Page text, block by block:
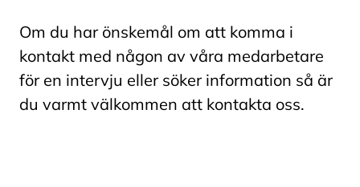
Om du har önskemål om att komma i
kontakt med någon av våra medarbetare
för en intervju eller söker information så är
du varmt välkommen att kontakta oss.